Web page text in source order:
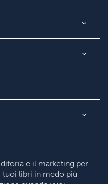
e il marketing per
tuoi libri in modo più